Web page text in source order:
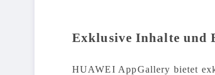
Exklusive Inhalte und
HUAWEI AppGallery bietet